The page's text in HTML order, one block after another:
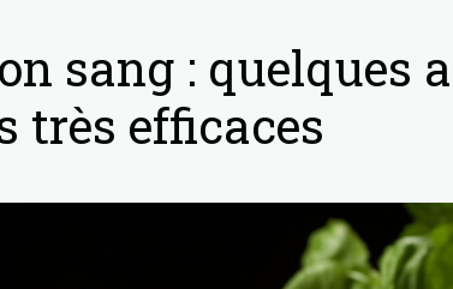
sang : quelques
très efficaces